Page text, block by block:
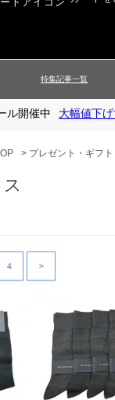
▲メンズニット
▲財布・キーケース
▲靴／シューズ
特集記事一覧
ル開催中 大幅値下
> プレゼント・ギフト
4 >